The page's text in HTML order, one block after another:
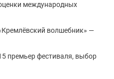
международных
волшебник» —
премьер фестиваля, выбор